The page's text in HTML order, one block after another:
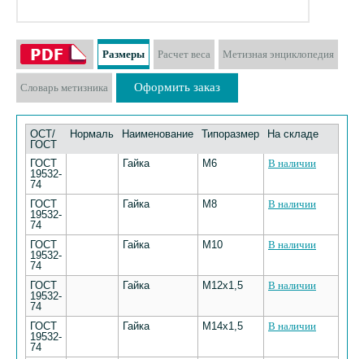
Размеры Расчет веса Метизная энциклопедия
Словарь метизника Оформить заказ
ОСТ/
ГОСТ
Нормаль Наименование Типоразмер На складе
ГОСТ
19532-
74
Гайка М6 В наличии
ГОСТ
19532-
74
Гайка М8 В наличии
ГОСТ
19532-
74
Гайка М10 В наличии
ГОСТ
19532-
74
Гайка М12х1,5 В наличии
ГОСТ
19532-
74
Гайка М14х1,5 В наличии